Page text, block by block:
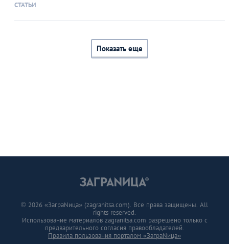
СТАТЬИ
Показать еще
© 2026 «ЗаграNица» (zagranitsa.com). Все права защищены. All
rights reserved.
Использование материалов zagranitsa.com разрешено только с
предварительного согласия правообладателей.
Правила пользования порталом «ЗаграNица»